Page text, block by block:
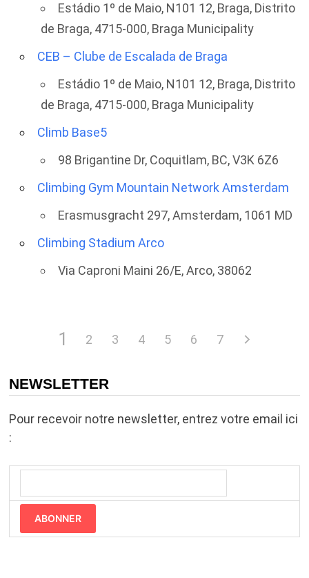
Estádio 1º de Maio, N101 12, Braga, Distrito
de Braga, 4715-000, Braga Municipality
CEB – Clube de Escalada de Braga
Estádio 1º de Maio, N101 12, Braga, Distrito
de Braga, 4715-000, Braga Municipality
Climb Base5
98 Brigantine Dr, Coquitlam, BC, V3K 6Z6
Climbing Gym Mountain Network Amsterdam
Erasmusgracht 297, Amsterdam, 1061 MD
Climbing Stadium Arco
Via Caproni Maini 26/E, Arco, 38062
1 2 3 4 5 6 7
NEWSLETTER
Pour recevoir notre newsletter, entrez votre email ici
:
ABONNER